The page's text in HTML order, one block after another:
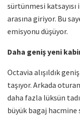
sürtünmesi katsayısı
arasına giriyor. Bu
emisyonu düşüyor.
Daha geniş yeni
Octavia alışıldık
taşıyor. Arkada
daha fazla lüksün
büyük bagaj hacmine